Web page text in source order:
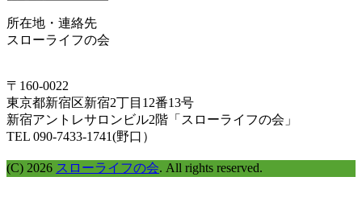
ム
ラ
で
探
す
所在地・連絡先
スローライフの会
〒160-0022
東京都新宿区新宿2丁目12番13号
新宿アントレサロンビル2階「スローライフの会」
TEL 090-7433-1741(野口）
(C) 2026 スローライフの会. All rights reserved.